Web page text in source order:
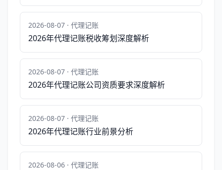
2026-08-07 · 代理记账
2026年代理记账税收筹划深度解析
2026-08-07 · 代理记账
2026年代理记账公司资质要求深度解析
2026-08-07 · 代理记账
2026年代理记账行业前景分析
2026-08-06 · 代理记账